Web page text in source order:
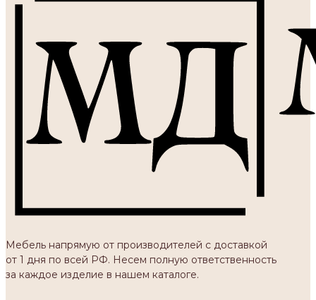
Мебель напрямую от производителей с доставкой
от 1 дня по всей РФ. Несем полную ответственность
за каждое изделие в нашем каталоге.